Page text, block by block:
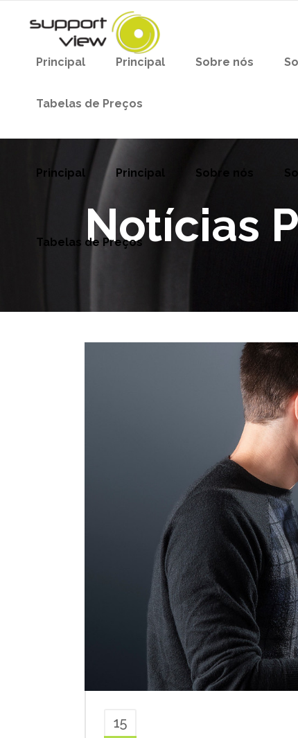
Principal Principal Sobre nós
Tabelas de Preços
Principal Principal Sobre nós
Tabelas de Preços
Notícias
15